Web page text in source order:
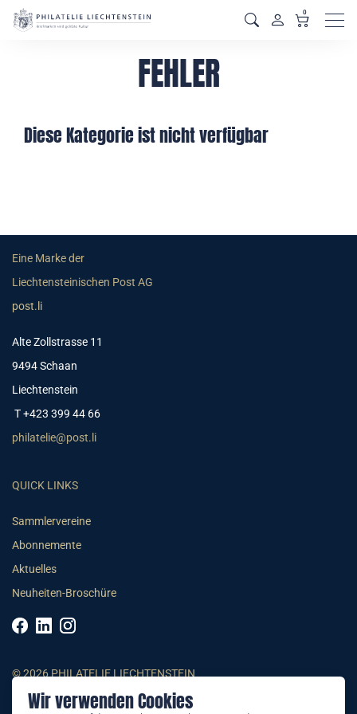
Wir verwenden Cookies
0
FEHLER
Diese Kategorie ist nicht verfügbar
Eine Marke der
Liechtensteinischen Post AG
post.li
Alte Zollstrasse 11
9494 Schaan
Liechtenstein
T +423 399 44 66
philatelie@post.li
QUICK LINKS
Sammlervereine
Abonnemente
Aktuelles
Neuheiten-Broschüre
© 2026 PHILATELIE LIECHTENSTEIN
AGB